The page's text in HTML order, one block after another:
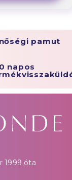
pamut
napos
1999 óta